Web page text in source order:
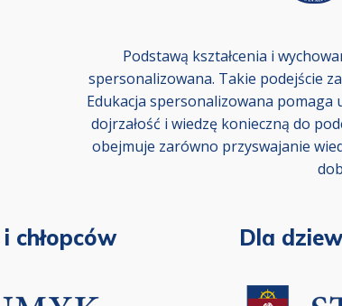
Podstawą kształcenia i
spersonalizowana. Takie podejście
Edukacja spersonalizowana pomaga
dojrzałość i wiedzę konieczną do
obejmuje zarówno przyswajanie
chłopców Dla